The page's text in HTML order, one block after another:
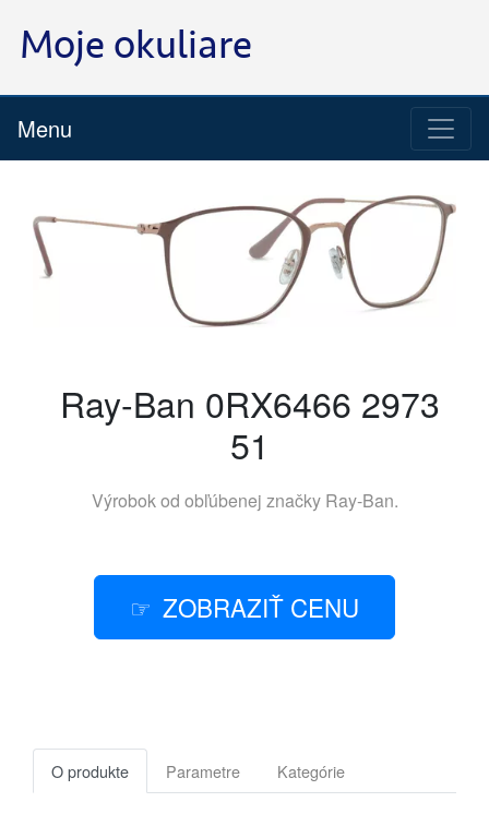
Menu
Ray-Ban 0RX6466 2973
51
Výrobok od obľúbenej značky Ray-Ban.
ZOBRAZIŤ CENU
O produkte Parametre Kategórie